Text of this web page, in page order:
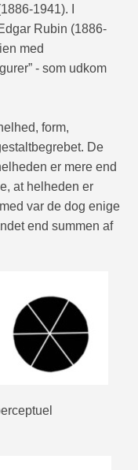
1941). I
Rubin (1886-
med
- som udkom
form,
De
er mere end
at helheden er
var de dog enige
end summen af